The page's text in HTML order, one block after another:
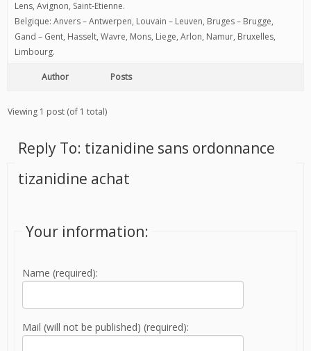
Lens, Avignon, Saint-Etienne.
Belgique: Anvers – Antwerpen, Louvain – Leuven, Bruges – Brugge,
Gand – Gent, Hasselt, Wavre, Mons, Liege, Arlon, Namur, Bruxelles,
Limbourg.
Author Posts
Viewing 1 post (of 1 total)
Reply To: tizanidine sans ordonnance
tizanidine achat
Your information:
Name (required):
Mail (will not be published) (required):